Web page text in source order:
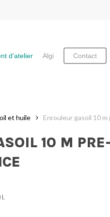
d’atelier Algi Contact
et huile Enrouleur gasoil 10
10 M